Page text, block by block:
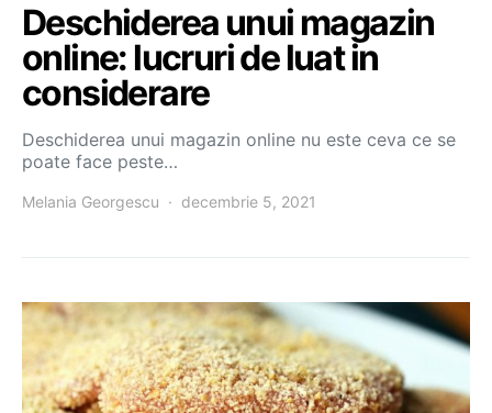
Deschiderea unui magazin
online: lucruri de luat in
considerare
Deschiderea unui magazin online nu este ceva ce se
poate face peste…
Melania Georgescu decembrie 5, 2021